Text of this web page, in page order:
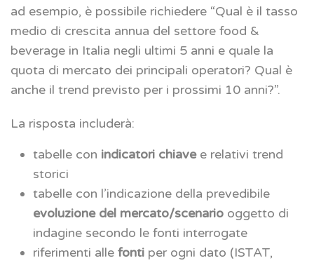
ad esempio, è possibile richiedere “Qual è il tasso
medio di crescita annua del settore food &
beverage in Italia negli ultimi 5 anni e quale la
quota di mercato dei principali operatori? Qual è
anche il trend previsto per i prossimi 10 anni?”.
La risposta includerà:
tabelle con indicatori chiavee relativi trend
storici
tabelle con l’indicazione della prevedibile
evoluzione del mercato/scenario oggetto di
indagine secondo le fonti interrogate
riferimenti alle fonti per ogni dato (ISTAT,